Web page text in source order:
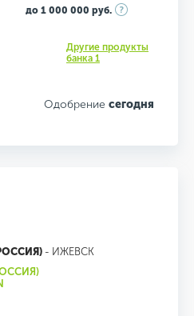
до 1 000 000 руб.
Другие продукты
банка 1
Одобрение сегодня
- ИЖЕВСК